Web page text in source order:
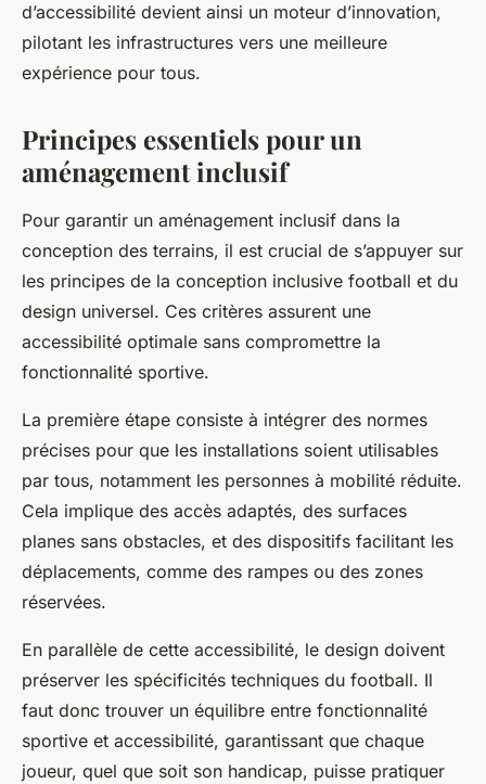
d’accessibilité devient ainsi un moteur d’innovation,
pilotant les infrastructures vers une meilleure
expérience pour tous.
Principes essentiels pour un
aménagement inclusif
Pour garantir un aménagement inclusif dans la
conception des terrains, il est crucial de s’appuyer sur
les principes de la conception inclusive football et du
design universel. Ces critères assurent une
accessibilité optimale sans compromettre la
fonctionnalité sportive.
La première étape consiste à intégrer des normes
précises pour que les installations soient utilisables
par tous, notamment les personnes à mobilité réduite.
Cela implique des accès adaptés, des surfaces
planes sans obstacles, et des dispositifs facilitant les
déplacements, comme des rampes ou des zones
réservées.
En parallèle de cette accessibilité, le design doivent
préserver les spécificités techniques du football. Il
faut donc trouver un équilibre entre fonctionnalité
sportive et accessibilité, garantissant que chaque
joueur, quel que soit son handicap, puisse pratiquer